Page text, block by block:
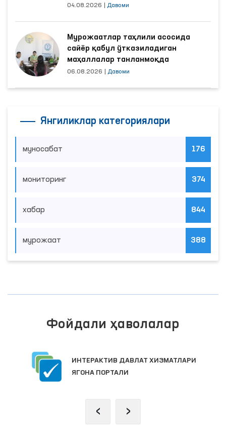
04.08.2026 Давоми
Мурожаатлар таҳлили асосида
сайёр қабул ўтказиладиган
маҳаллалар танланмоқда
06.08.2026 Давоми
Янгиликлар категориялари
муносабат 176
мониторинг 374
хабар 844
мурожаат 388
Фойдали ҳаволалар
ИНТЕРАКТИВ ДАВЛАТ ХИЗМАТЛАРИ
ЯГОНА ПОРТАЛИ
‹ ›